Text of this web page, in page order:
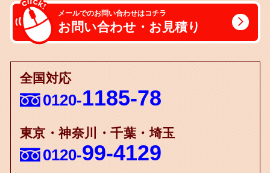
メールでのお問い合わせはコチラ
お問い合わせ・お見積り
全国対応
0120-1185-78
東京・神奈川・千葉・埼玉
0120-99-4129